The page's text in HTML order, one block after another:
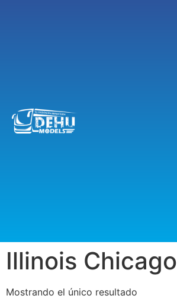
Illinois Chicago
Mostrando el único resultado